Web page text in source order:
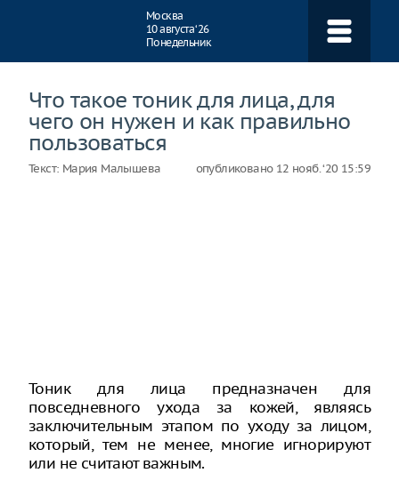
Москва
10 августа ‘26
Понедельник
Что такое тоник для лица, для
чего он нужен и как правильно
пользоваться
Текст: Мария Малышева опубликовано 12 нояб. ‘20 15:59
Тоник для лица предназначен для
повседневного ухода за кожей, являясь
заключительным этапом по уходу за лицом,
который, тем не менее, многие игнорируют
или не считают важным.